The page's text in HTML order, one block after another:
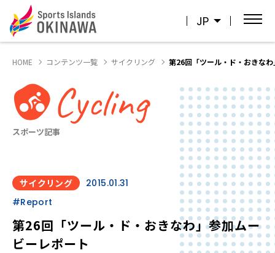
JP
HOME コンテンツ一覧 サイクリング 第26回「ツール・ド・おきな
Cycling
スポーツ記事
サイクリング
2015.01.31
#Report
第26回「ツール・ド・おきなわ」参加ムー
ビーレポート